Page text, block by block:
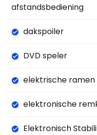
afstandsbediening
dakspoiler
DVD speler
elektrische
elektronische
Elektronisch